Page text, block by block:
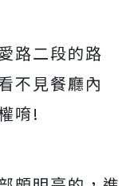
路二段的路
不見餐廳內
唷!